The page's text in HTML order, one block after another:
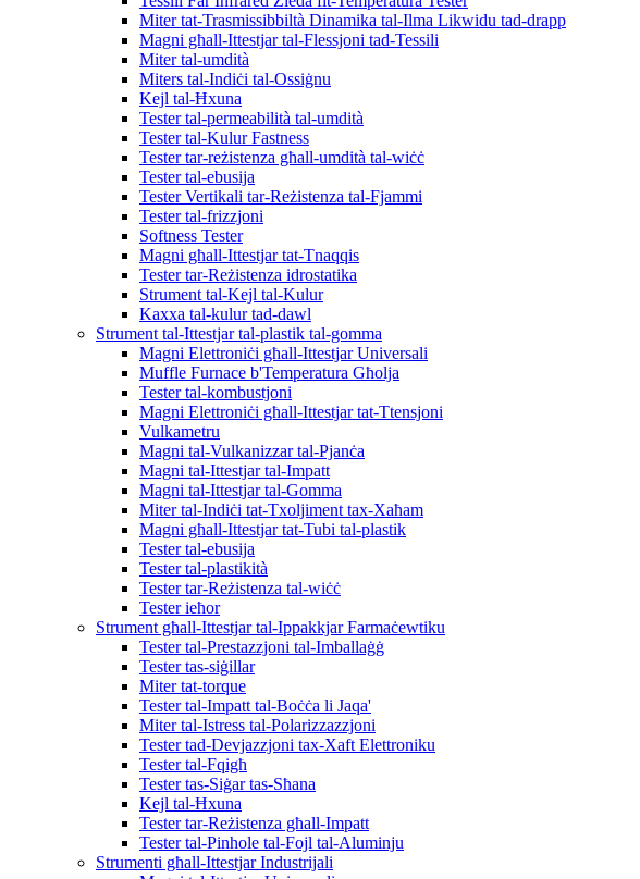
Miter tat-Trasmissibbiltà Dinamika tal-Ilma Likwidu tad-drapp
Magni għall-Ittestjar tal-Flessjoni tad-Tessili
Miter tal-umdità
Miters tal-Indiċi tal-Ossiġnu
Kejl tal-Ħxuna
Tester tal-permeabilità tal-umdità
Tester tal-Kulur Fastness
Tester tar-reżistenza għall-umdità tal-wiċċ
Tester tal-ebusija
Tester Vertikali tar-Reżistenza tal-Fjammi
Tester tal-frizzjoni
Softness Tester
Magni għall-Ittestjar tat-Tnaqqis
Tester tar-Reżistenza idrostatika
Strument tal-Kejl tal-Kulur
Kaxxa tal-kulur tad-dawl
Strument tal-Ittestjar tal-plastik tal-gomma
Magni Elettroniċi għall-Ittestjar Universali
Muffle Furnace b'Temperatura Għolja
Tester tal-kombustjoni
Magni Elettroniċi għall-Ittestjar tat-Ttensjoni
Vulkametru
Magni tal-Vulkanizzar tal-Pjanċa
Magni tal-Ittestjar tal-Impatt
Magni tal-Ittestjar tal-Gomma
Miter tal-Indiċi tat-Txoljiment tax-Xaħam
Magni għall-Ittestjar tat-Tubi tal-plastik
Tester tal-ebusija
Tester tal-plastikità
Tester tar-Reżistenza tal-wiċċ
Tester ieħor
Strument għall-Ittestjar tal-Ippakkjar Farmaċewtiku
Tester tal-Prestazzjoni tal-Imballaġġ
Tester tas-siġillar
Miter tat-torque
Tester tal-Impatt tal-Boċċa li Jaqa'
Miter tal-Istress tal-Polarizzazzjoni
Tester tad-Devjazzjoni tax-Xaft Elettroniku
Tester tal-Fqigħ
Tester tas-Siġar tas-Sħana
Kejl tal-Ħxuna
Tester tar-Reżistenza għall-Impatt
Tester tal-Pinhole tal-Fojl tal-Aluminju
Strumenti għall-Ittestjar Industrijali